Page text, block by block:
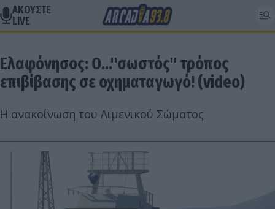
ΑΚΟΥΣΤΕ
LIVE
Ελαφόνησος: Ο..."σωστός" τρόπος
επιβίβασης σε οχηματαγωγό! (video)
Η ανακοίνωση του Λιμενικού Σώματος